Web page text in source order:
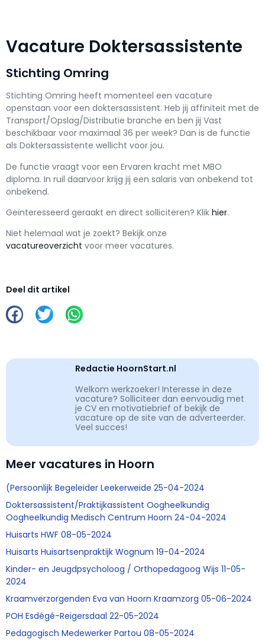
Vacature Doktersassistente
Stichting Omring
Stichting Omring heeft momenteel een vacature
openstaan voor een doktersassistent. Heb jij affiniteit met de
Transport/Opslag/Distributie branche en ben jij Vast
beschikbaar voor maximaal 36 per week? Dan is de functie
als Doktersassistente wellicht voor jou.
De functie vraagt voor een Ervaren kracht met MBO
diploma. In ruil daarvoor krijg jij een salaris van onbekend tot
onbekend.
Geïnteresseerd geraakt en direct solliciteren? Klik hier.
Niet helemaal wat je zoekt? Bekijk onze
vacatureoverzicht voor meer vacatures.
Deel dit artikel
Redactie HoornStart.nl
Welkom werkzoeker! Interesse in deze
vacature? Solliciteer dan eenvoudig met
je CV en motivatiebrief of bekijk de
vacature op de site van de adverteerder.
Veel succes!
Meer vacatures in Hoorn
(Persoonlijk Begeleider Leekerweide 25-04-2024
Doktersassistent/Praktijkassistent Oogheelkundig
Oogheelkundig Medisch Centrum Hoorn 24-04-2024
Huisarts HWF 08-05-2024
Huisarts Huisartsenpraktijk Wognum 19-04-2024
Kinder- en Jeugdpsycholoog / Orthopedagoog Wijs 11-05-
2024
Kraamverzorgenden Eva van Hoorn Kraamzorg 05-06-2024
POH Esdégé-Reigersdaal 22-05-2024
Pedagogisch Medewerker Partou 08-05-2024